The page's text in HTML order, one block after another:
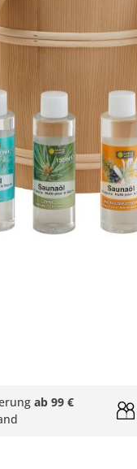
ab 99 €